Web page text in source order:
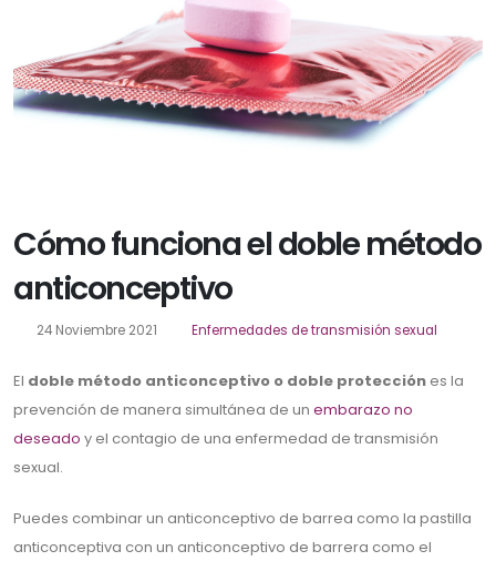
Cómo funciona el doble método
anticonceptivo
24 Noviembre 2021 Enfermedades de transmisión sexual
El doble método anticonceptivo o doble protección es la
prevención de manera simultánea de un embarazo no
deseado y el contagio de una enfermedad de transmisión
sexual.
Puedes combinar un anticonceptivo de barrea como la pastilla
anticonceptiva con un anticonceptivo de barrera como el